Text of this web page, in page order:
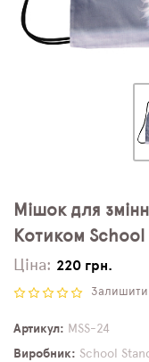
Мішок для
Котиком School
Ціна: 220 грн.
Залишити
Артикул
MSS-24
Виробник
School